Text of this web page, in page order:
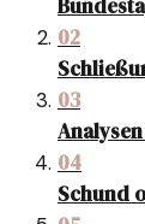
02
03
04
Schund